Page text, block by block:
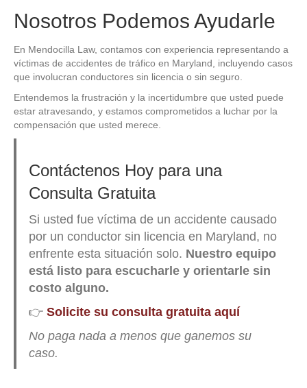
Nosotros Podemos Ayudarle
En Mendocilla Law, contamos con experiencia representando a
víctimas de accidentes de tráfico en Maryland, incluyendo casos
que involucran conductores sin licencia o sin seguro.
Entendemos la frustración y la incertidumbre que usted puede
estar atravesando, y estamos comprometidos a luchar por la
compensación que usted merece.
Contáctenos Hoy para una
Consulta Gratuita
Si usted fue víctima de un accidente causado
por un conductor sin licencia en Maryland, no
enfrente esta situación solo. Nuestro equipo
está listo para escucharle y orientarle sin
costo alguno.
👉 Solicite su consulta gratuita aquí
No paga nada a menos que ganemos su
caso.